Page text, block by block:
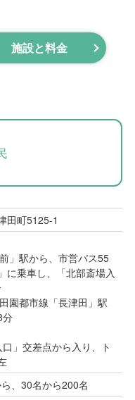
施設と料金
田町5125-1
」駅から、市営バス55
に乗車し、「北部斎場入
園都市線「長津田」駅
分
」交差点から入り、ト
、30名から200名